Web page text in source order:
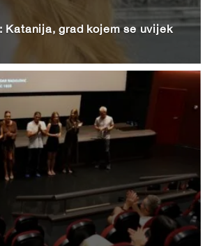
Katanija, grad kojem se uvijek